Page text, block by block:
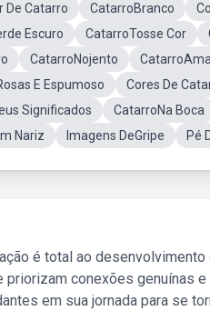
De Catarro CatarroBranco
Escuro CatarroTosse Cor
CatarroNojento
E Espumoso Cores De
Significados CatarroNa Boca
Nariz Imagens DeGripe Pé
é total ao
conexões genuínas
em sua jornada para se